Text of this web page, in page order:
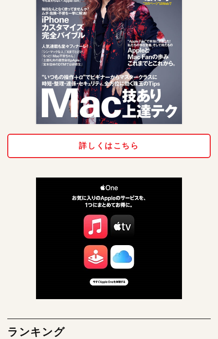
詳しくはこちら
ランキング